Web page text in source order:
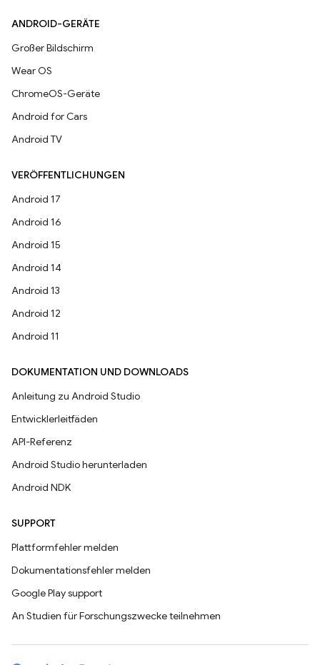
ANDROID-GERÄTE
Großer Bildschirm
Wear OS
ChromeOS-Geräte
Android for Cars
Android TV
VERÖFFENTLICHUNGEN
Android 17
Android 16
Android 15
Android 14
Android 13
Android 12
Android 11
DOKUMENTATION UND DOWNLOADS
Anleitung zu Android Studio
Entwicklerleitfäden
API-Referenz
Android Studio herunterladen
Android NDK
SUPPORT
Plattformfehler melden
Dokumentationsfehler melden
Google Play support
An Studien für Forschungszwecke teilnehmen